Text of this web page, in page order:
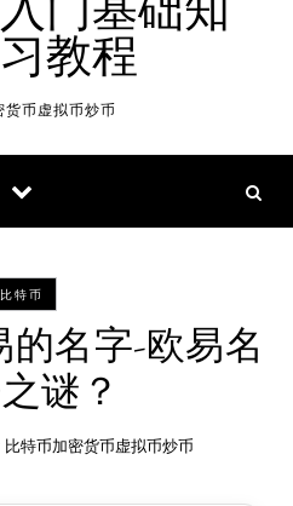
教程
货币虚拟币炒币
比特币
名字-欧易名
谜？
比特币加密货币虚拟币炒币